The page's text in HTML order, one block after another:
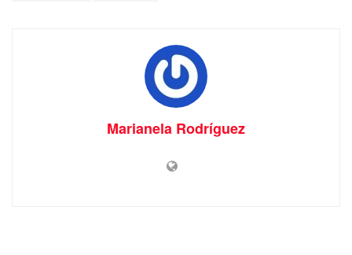
Marianela Rodríguez